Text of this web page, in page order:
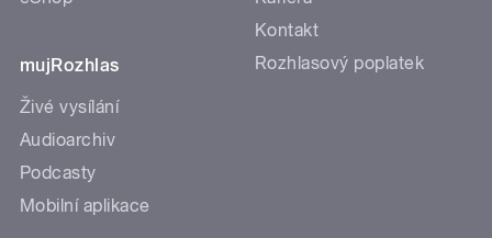
mujRozhlas
Živé vysílání
Audioarchiv
Podcasty
Mobilní aplikace
Kontakt
Rozhlasový poplatek